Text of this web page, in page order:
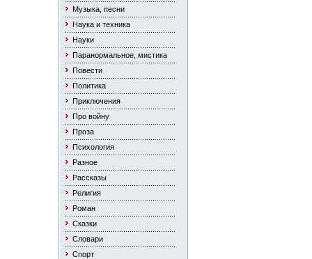
Музыка, песни
Наука и техника
Науки
Паранормальное, мистика
Повести
Политика
Приключения
Про войну
Проза
Психология
Разное
Рассказы
Религия
Роман
Сказки
Словари
Спорт